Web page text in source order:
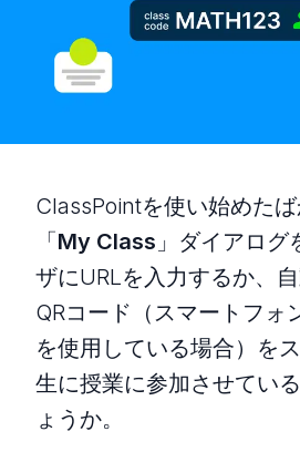
ClassPointを使い始めたば
「My Class 」ダイアログ
ザにURLを入力するか、
QRコード（スマートフォ
を使用している場合）を
生に授業に参加させてい
ょうか。